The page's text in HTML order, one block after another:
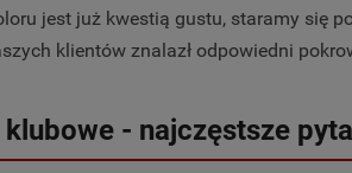
jest już kwestią gustu, staramy się
klientów znalazł odpowiedni
- najczęstsze